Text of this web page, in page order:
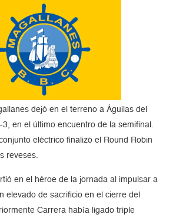
dejó en el terreno a Águilas del
en el último encuentro de la semifinal.
eléctrico finalizó el Round Robin
reveses.
en el héroe de la jornada al impulsar a
elevado de sacrificio en el cierre del
Carrera había ligado triple